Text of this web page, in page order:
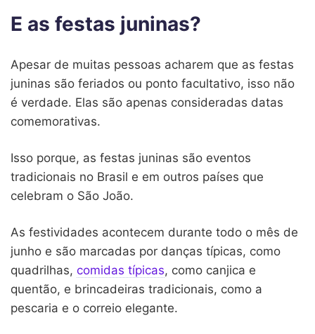
E as festas juninas?
Apesar de muitas pessoas acharem que as festas
juninas são feriados ou ponto facultativo, isso não
é verdade. Elas são apenas consideradas datas
comemorativas.
Isso porque, as festas juninas são eventos
tradicionais no Brasil e em outros países que
celebram o São João.
As festividades acontecem durante todo o mês de
junho e são marcadas por danças típicas, como
quadrilhas, comidas típicas, como canjica e
quentão, e brincadeiras tradicionais, como a
pescaria e o correio elegante.